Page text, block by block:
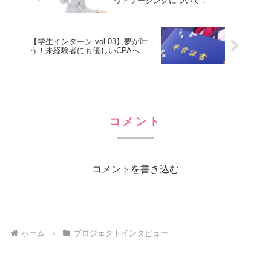
【学生インターン vol.03】夢が叶
う！未経験者にも優しいCPAへ
コメント
コメントを書き込む
ホーム プロジェクトインタビュー